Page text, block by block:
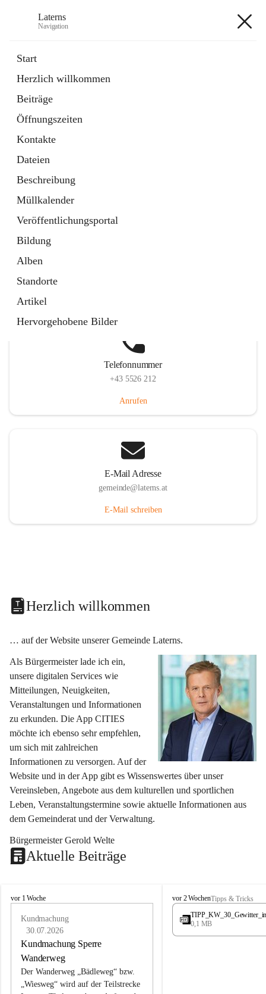
Laterns
Navigation
Start
Herzlich willkommen
Beiträge
Öffnungszeiten
Kontakte
Dateien
Beschreibung
Müllkalender
Veröffentlichungsportal
Bildung
Alben
Standorte
Artikel
Hervorgehobene Bilder
11 Schnellzugriffe
Soziales
1 Schnellzugriff
Telefonnummer
+43 5526 212
Anrufen
E-Mail Adresse
gemeinde@laterns.at
E-Mail schreiben
Herzlich willkommen
… auf der Website unserer Gemeinde Laterns.
Als Bürgermeister lade ich ein,
unsere digitalen Services wie
Mitteilungen, Neuigkeiten,
Veranstaltungen und Informationen
zu erkunden. Die App CITIES
möchte ich ebenso sehr empfehlen,
um sich mit zahlreichen
Informationen zu versorgen. Auf der
Website und in der App gibt es Wissenswertes über unser
Vereinsleben, Angebote aus dem kulturellen und sportlichen
Leben, Veranstaltungstermine sowie aktuelle Informationen aus
dem Gemeinderat und der Verwaltung.
Bürgermeister Gerold Welte
Aktuelle Beiträge
L
vor 1 Woche
Kundmachung
30.07.2026
Kundmachung Sperre
Wanderweg
Der Wanderweg „Bädleweg“ bzw.
„Wiesweg“ wird auf der Teilstrecke
L
a
e
vor 2 WochenTipps & Tricks
0,1 MB